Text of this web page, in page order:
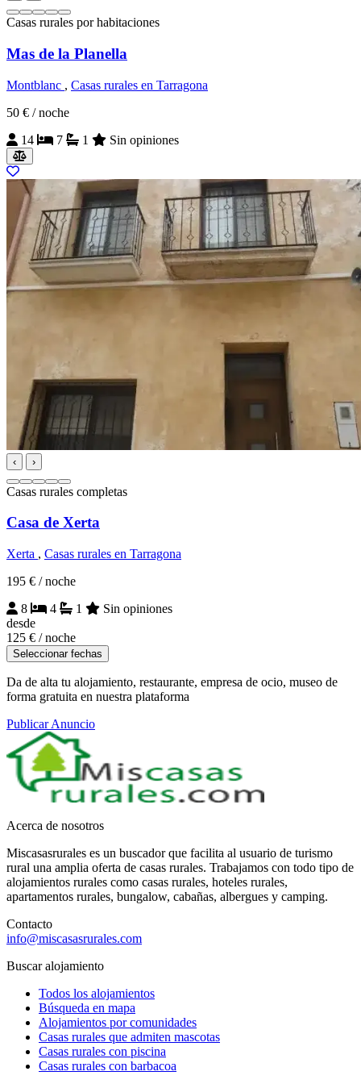
Casas rurales por habitaciones
Mas de la Planella
Montblanc , Casas rurales en Tarragona
50 € / noche
14
7 1 Sin opiniones
‹ ›
Casas rurales completas
Casa de Xerta
Xerta , Casas rurales en Tarragona
195 € / noche
8
4 1
Sin opiniones
desde
125 € / noche
Seleccionar fechas
Da de alta tu alojamiento, restaurante, empresa de ocio, museo de
forma gratuita en nuestra plataforma
Publicar Anuncio
Acerca de nosotros
Miscasasrurales es un buscador que facilita al usuario de turismo
rural una amplia oferta de casas rurales. Trabajamos con todo tipo de
alojamientos rurales como casas rurales, hoteles rurales,
apartamentos rurales, bungalow, cabañas, albergues y camping.
Contacto
info@miscasasrurales.com
Buscar alojamiento
Todos los alojamientos
Búsqueda en mapa
Alojamientos por comunidades
Casas rurales que admiten mascotas
Casas rurales con piscina
Casas rurales con barbacoa